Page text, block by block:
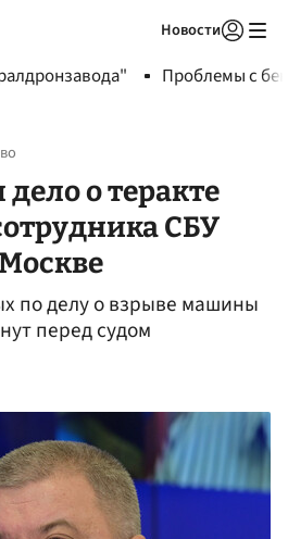
Новости
Проблемы с
о теракте
СБУ
по делу о взрыве машины
перед судом